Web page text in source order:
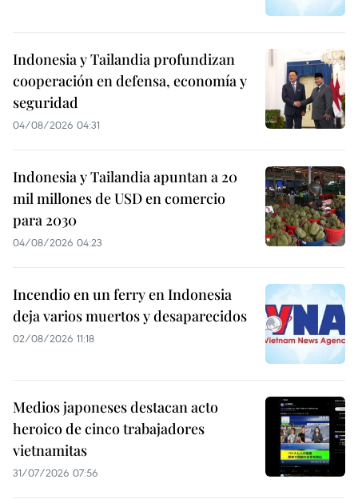
Indonesia y Tailandia profundizan
cooperación en defensa, economía y
seguridad
04/08/2026 04:31
Indonesia y Tailandia apuntan a 20
mil millones de USD en comercio
para 2030
04/08/2026 04:23
Incendio en un ferry en Indonesia
deja varios muertos y desaparecidos
02/08/2026 11:18
Medios japoneses destacan acto
heroico de cinco trabajadores
vietnamitas
31/07/2026 07:56